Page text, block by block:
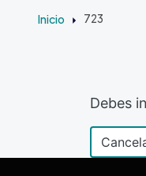
Inicio 723
Debes